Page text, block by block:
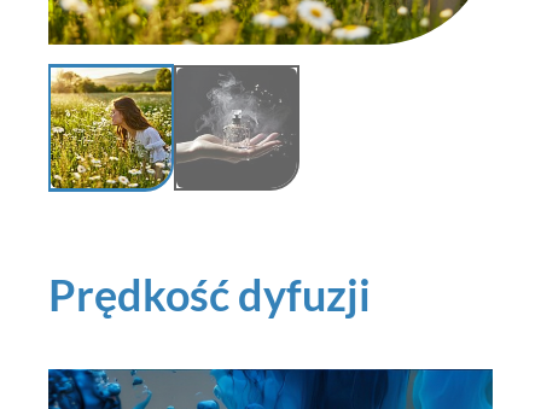
Prędkość dyfuzji